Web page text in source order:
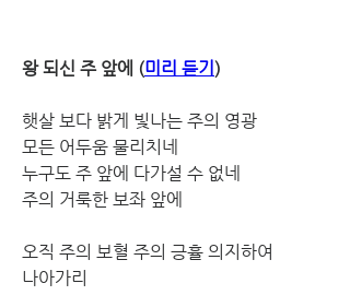
왕 되신 주 앞에 (미리 듣기 )
햇살 보다 밝게 빛나는 주의 영광
모든 어두움 물리치네
누구도 주 앞에 다가설 수 없네
주의 거룩한 보좌 앞에
오직 주의 보혈 주의 긍휼 의지하여
나아가리